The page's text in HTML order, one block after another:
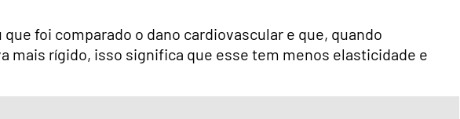
foi comparado o dano cardiovascular e que, quando
mais rígido, isso significa que esse tem menos elasticidade e